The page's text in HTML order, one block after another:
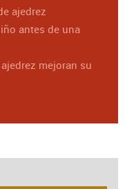
ajedrez
antes de una
mejoran su